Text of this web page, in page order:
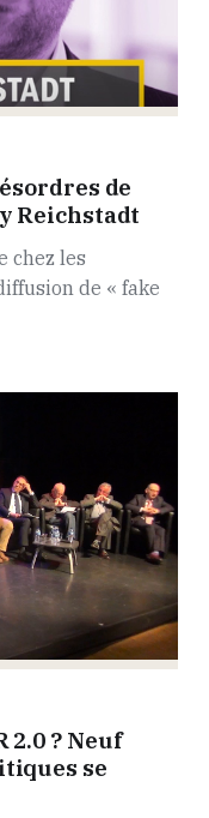
de
Reichstadt
chez les
de « fake
2.0 ? Neuf
se